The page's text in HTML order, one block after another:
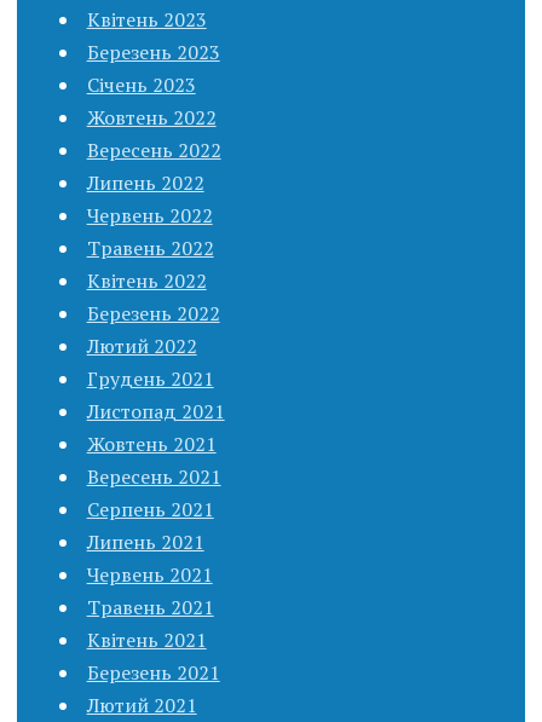
Квітень 2023
Березень 2023
Січень 2023
Жовтень 2022
Вересень 2022
Липень 2022
Червень 2022
Травень 2022
Квітень 2022
Березень 2022
Лютий 2022
Грудень 2021
Листопад 2021
Жовтень 2021
Вересень 2021
Серпень 2021
Липень 2021
Червень 2021
Травень 2021
Квітень 2021
Березень 2021
Лютий 2021